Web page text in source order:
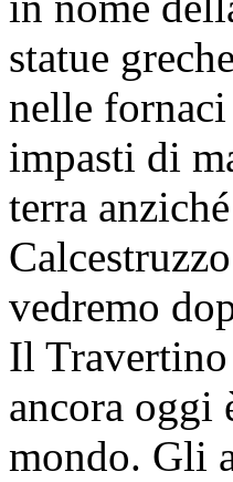
statue
nelle
impasti di
terra
vedremo
Il Travertino
ancora oggi
mondo. Gli